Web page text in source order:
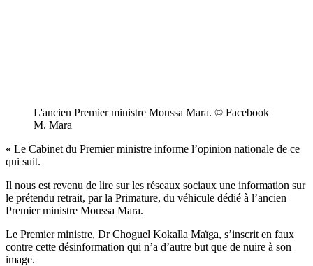
L'ancien Premier ministre Moussa Mara. © Facebook
M. Mara
« Le Cabinet du Premier ministre informe l’opinion nationale de ce
qui suit.
Il nous est revenu de lire sur les réseaux sociaux une information sur
le prétendu retrait, par la Primature, du véhicule dédié à l’ancien
Premier ministre Moussa Mara.
Le Premier ministre, Dr Choguel Kokalla Maïga, s’inscrit en faux
contre cette désinformation qui n’a d’autre but que de nuire à son
image.